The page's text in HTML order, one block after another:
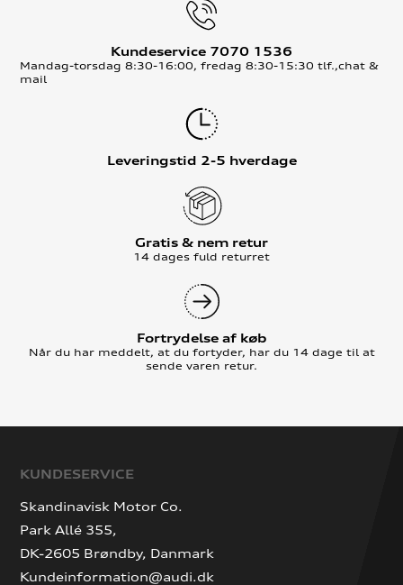
Kundeservice 7070 1536
Mandag-torsdag 8:30-16:00, fredag 8:30-15:30 tlf.,chat &
mail
Leveringstid 2-5 hverdage
Gratis & nem retur
14 dages fuld returret
Fortrydelse af køb
Når du har meddelt, at du fortyder, har du 14 dage til at
sende varen retur.
KUNDESERVICE
Skandinavisk Motor Co.
Park Allé 355,
DK-2605 Brøndby, Danmark
Kundeinformation@audi.dk